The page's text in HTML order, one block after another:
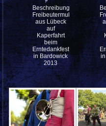
Beschreibung:
Freibeutermukke
aus Lübeck
auf
Kaperfahrt
beim
Erntedankfest
in Bardowick
2013